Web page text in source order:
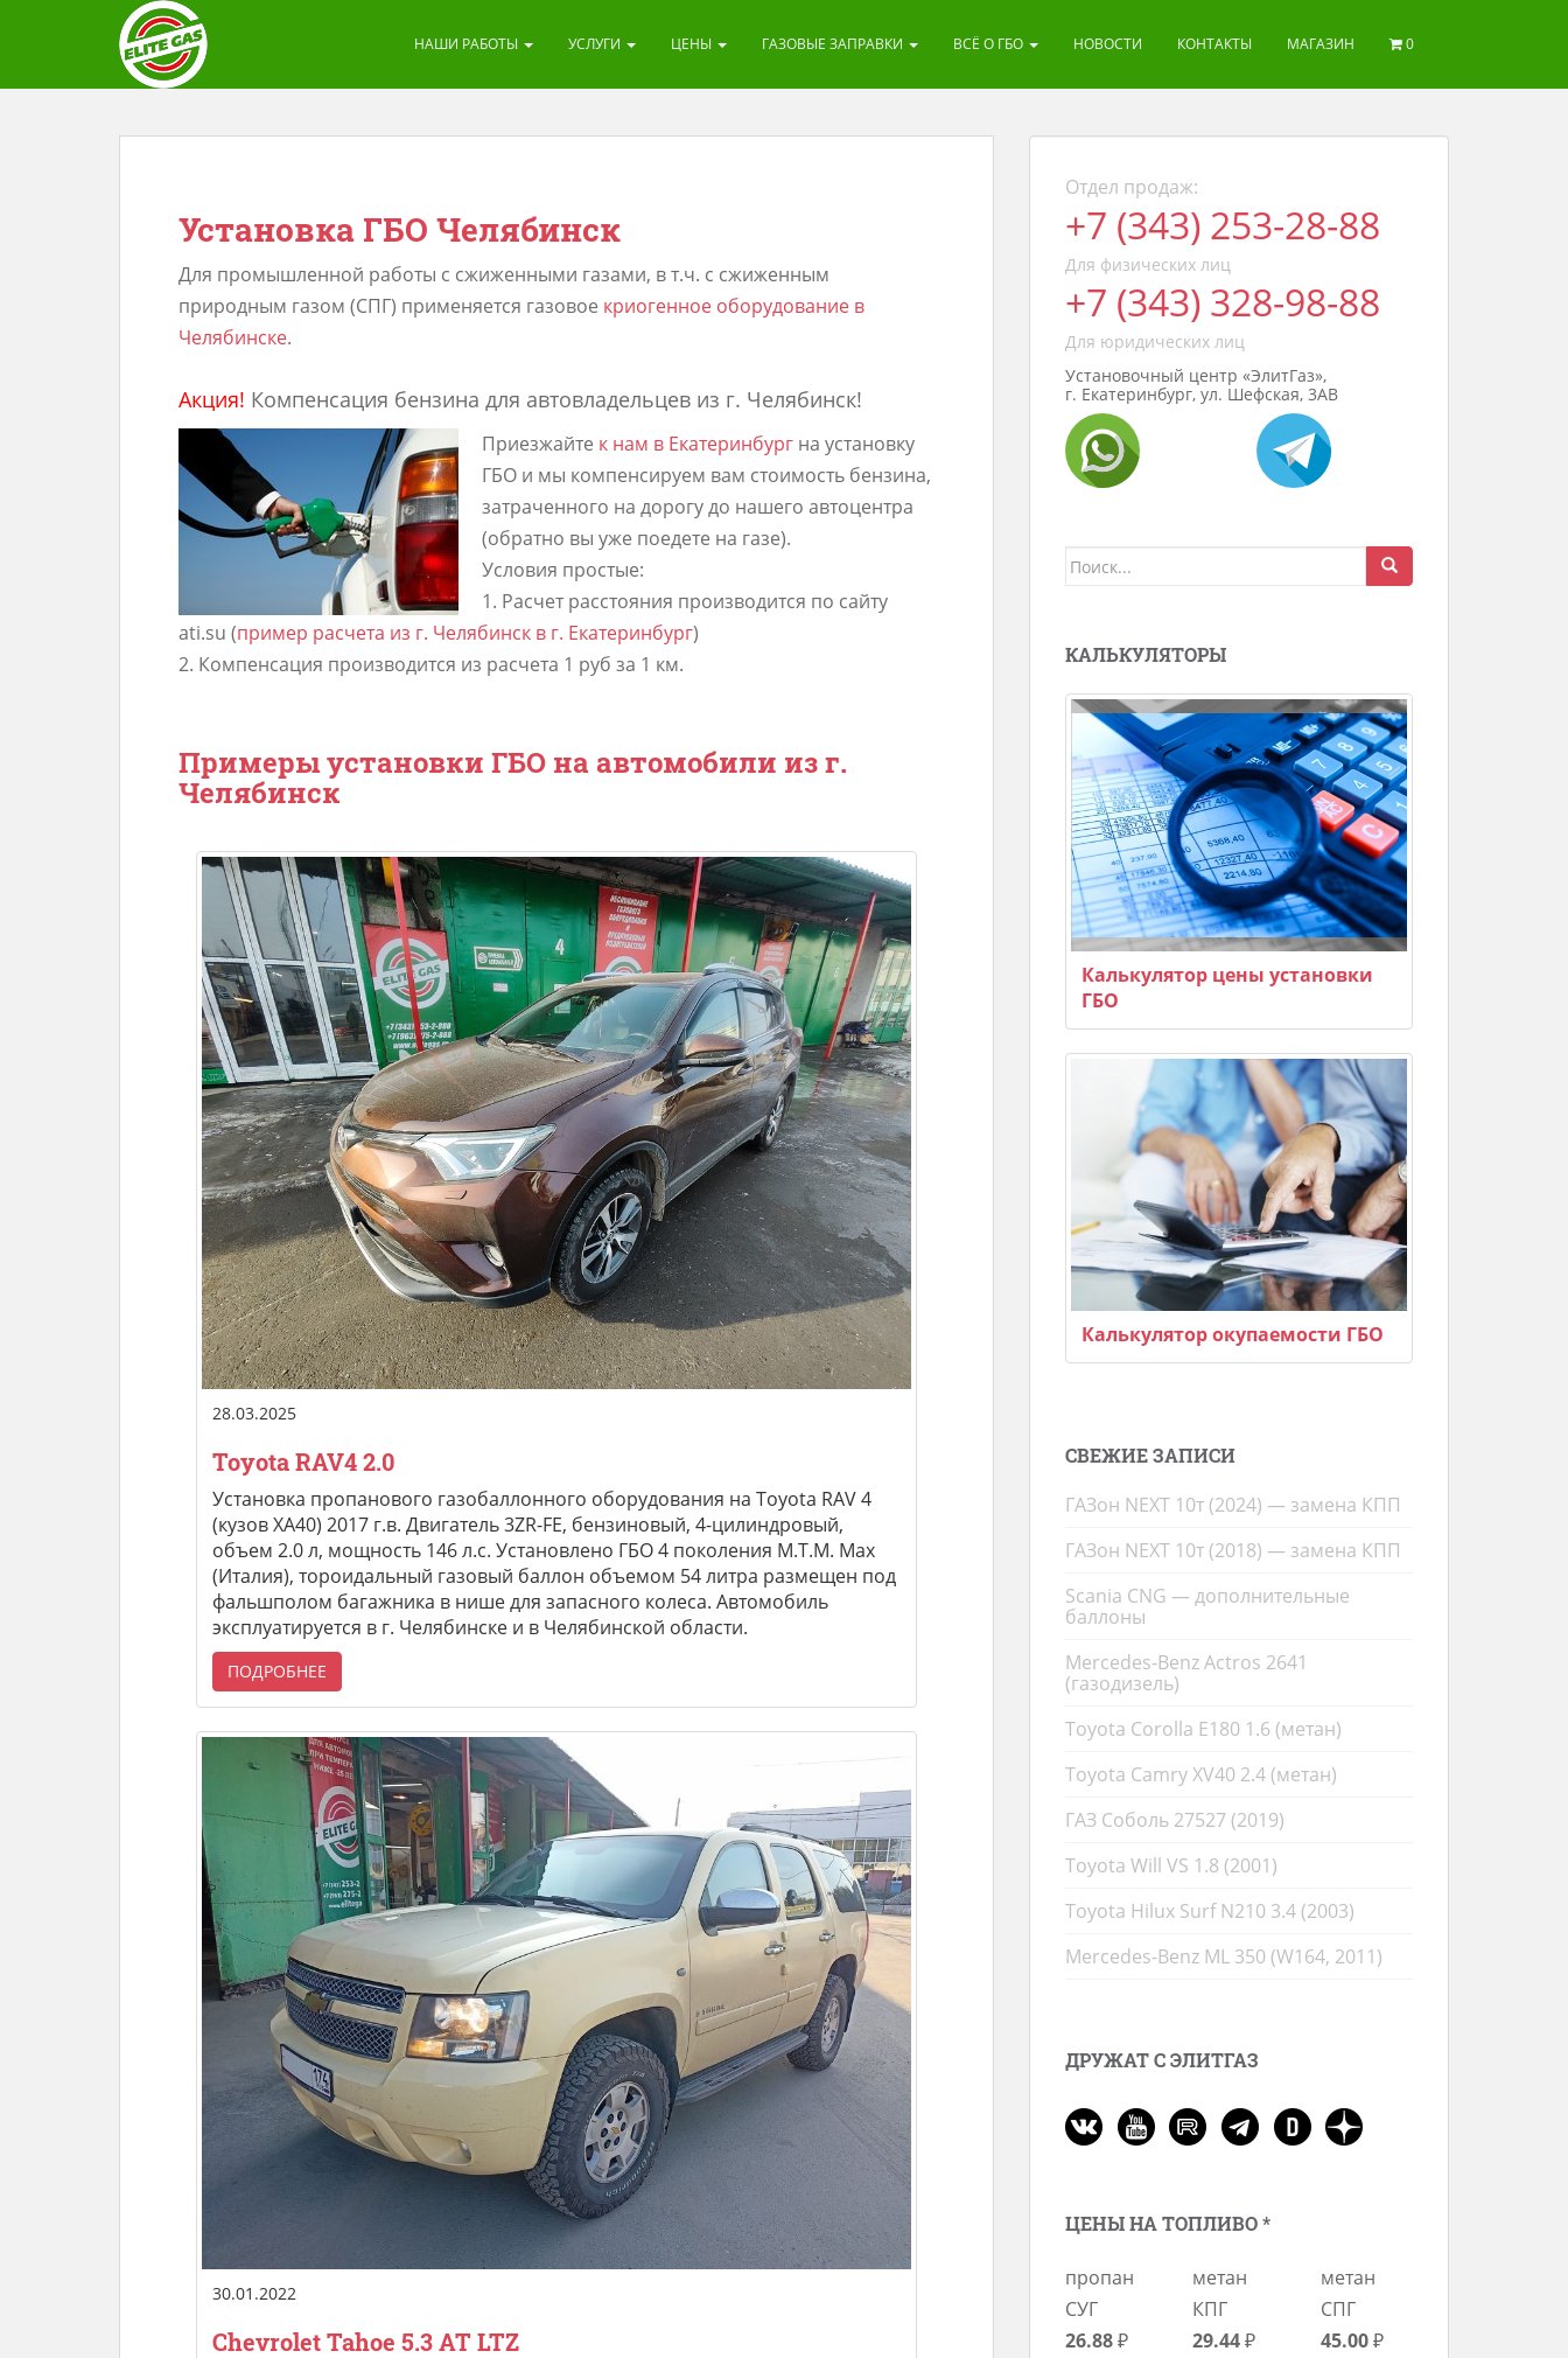
НАШИ РАБОТЫ УСЛУГИ ЦЕНЫ ГАЗОВЫЕ ЗАПРАВКИ ВСЁ О ГБО НОВОСТИ КОНТАКТЫ МАГАЗИН 0
Установка ГБО Челябинск
Для промышленной работы с сжиженными газами, в т.ч. с сжиженным
природным газом (СПГ) применяется газовое криогенное оборудование в
Челябинске.
Акция! Компенсация бензина для автовладельцев из г. Челябинск!
Приезжайте к нам в Екатеринбург на установку
ГБО и мы компенсируем вам стоимость бензина,
затраченного на дорогу до нашего автоцентра
(обратно вы уже поедете на газе).
Условия простые:
1. Расчет расстояния производится по сайту
ati.su (пример расчета из г. Челябинск в г. Екатеринбург)
2. Компенсация производится из расчета 1 руб за 1 км.
Примеры установки ГБО на автомобили из г.
Челябинск
28.03.2025
Toyota RAV4 2.0
Установка пропанового газобаллонного оборудования на Toyota RAV 4
(кузов XA40) 2017 г.в. Двигатель 3ZR-FE, бензиновый, 4-цилиндровый,
объем 2.0 л, мощность 146 л.с. Установлено ГБО 4 поколения M.T.M. Max
(Италия), тороидальный газовый баллон объемом 54 литра размещен под
фальшполом багажника в нише для запасного колеса. Автомобиль
эксплуатируется в г. Челябинске и в Челябинской области.
ПОДРОБНЕЕ
30.01.2022
Chevrolet Tahoe 5.3 AT LTZ
Отдел продаж:
+7 (343) 253-28-88
Для физических лиц
+7 (343) 328-98-88
Для юридических лиц
Установочный центр «ЭлитГаз»,
г. Екатеринбург, ул. Шефская, 3АВ
Поиск
КАЛЬКУЛЯТОРЫ
Калькулятор цены установки
ГБО
Калькулятор окупаемости ГБО
СВЕЖИЕ ЗАПИСИ
ГАЗон NEXT 10т (2024) — замена КПП
ГАЗон NEXT 10т (2018) — замена КПП
Scania CNG — дополнительные
баллоны
Mercedes-Benz Actros 2641
(газодизель)
Toyota Corolla E180 1.6 (метан)
Toyota Camry XV40 2.4 (метан)
ГАЗ Соболь 27527 (2019)
Toyota Will VS 1.8 (2001)
Toyota Hilux Surf N210 3.4 (2003)
Mercedes-Benz ML 350 (W164, 2011)
ДРУЖАТ С ЭЛИТГАЗ
ЦЕНЫ НА ТОПЛИВО *
пропан
СУГ
26.88₽
метан
КПГ
29.44₽
метан
СПГ
45.00₽